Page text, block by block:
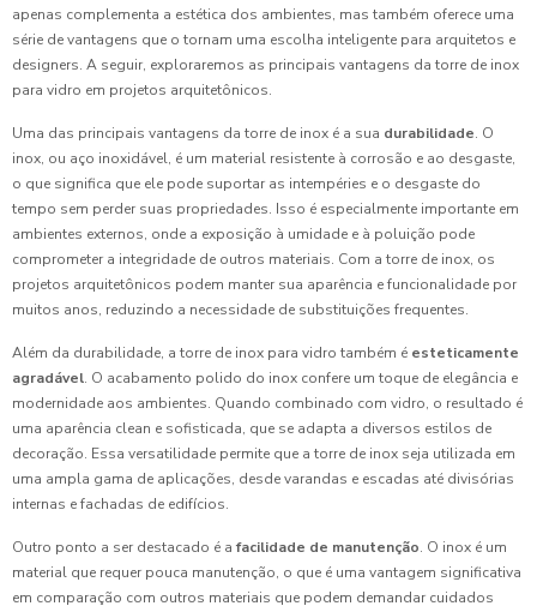
apenas complementa a estética dos ambientes, mas também oferece uma
série de vantagens que o tornam uma escolha inteligente para arquitetos e
designers. A seguir, exploraremos as principais vantagens da torre de inox
para vidro em projetos arquitetônicos.
Uma das principais vantagens da torre de inox é a sua durabilidade. O
inox, ou aço inoxidável, é um material resistente à corrosão e ao desgaste,
o que significa que ele pode suportar as intempéries e o desgaste do
tempo sem perder suas propriedades. Isso é especialmente importante em
ambientes externos, onde a exposição à umidade e à poluição pode
comprometer a integridade de outros materiais. Com a torre de inox, os
projetos arquitetônicos podem manter sua aparência e funcionalidade por
muitos anos, reduzindo a necessidade de substituições frequentes.
Além da durabilidade, a torre de inox para vidro também é esteticamente
agradável. O acabamento polido do inox confere um toque de elegância e
modernidade aos ambientes. Quando combinado com vidro, o resultado é
uma aparência clean e sofisticada, que se adapta a diversos estilos de
decoração. Essa versatilidade permite que a torre de inox seja utilizada em
uma ampla gama de aplicações, desde varandas e escadas até divisórias
internas e fachadas de edifícios.
Outro ponto a ser destacado é a facilidade de manutenção. O inox é um
material que requer pouca manutenção, o que é uma vantagem significativa
em comparação com outros materiais que podem demandar cuidados